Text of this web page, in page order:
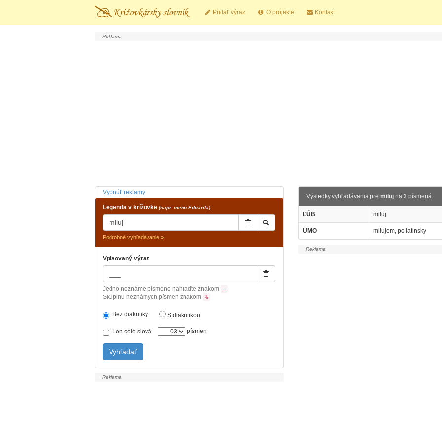
Pridať výraz O projekte Kontakt
Vypnúť reklamy
Legenda v krížovke (napr. meno Eduarda)
Podrobné vyhľadávanie »
Vpisovaný výraz
Jedno neznáme písmeno nahraďte znakom
Skupinu neznámych písmen znakom %
Bez diakritiky S diakritikou
Len celé slová písmen
Vyhľadať
Výsledky vyhľadávania pre milujna 3 písmená
ĽÚB miluj
UMO milujem, po latinsky